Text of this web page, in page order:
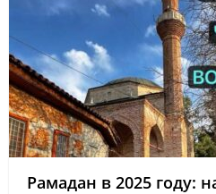
Рамадан в 2025 году: